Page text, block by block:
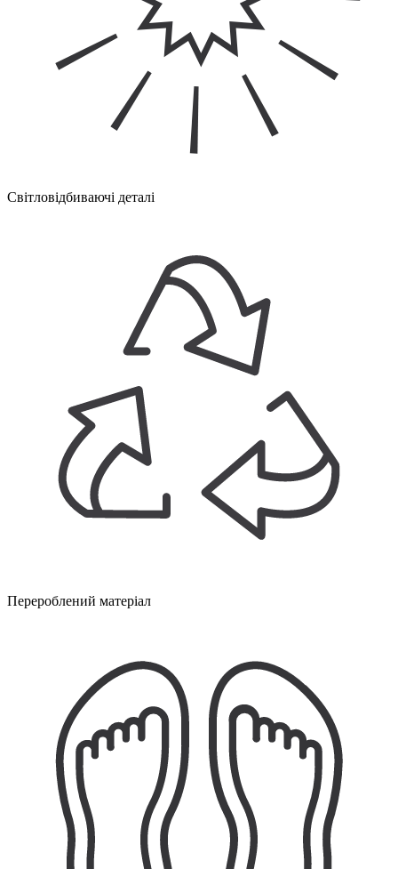
Світловідбиваючі деталі
Перероблений матеріал